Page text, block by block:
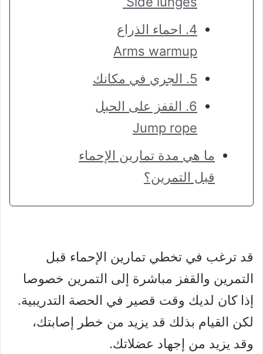
4. احماء الذراع
Arms warmup
5. الجري في مكانك
6. القفز على الحبل
Jump rope
ما هي مدة تمارين الإحماء
قبل التمرين؟
قد ترغب في تخطي تمارين الإحماء قبل
التمرين والقفز مباشرة إلى التمرين خصوصا
إذا كان لديك وقت قصير في الحصة التدريبية.
لكن القيام بذلك قد يزيد من خطر إصابتك،
وقد يزيد من إجهاد عضلاتك.